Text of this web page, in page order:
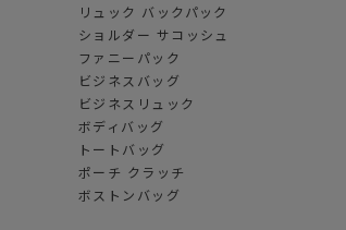
リュック バックパック
ショルダー サコッシュ
ファニーパック
ビジネスバッグ
ビジネスリュック
ボディバッグ
トートバッグ
ポーチ クラッチ
ボストンバッグ